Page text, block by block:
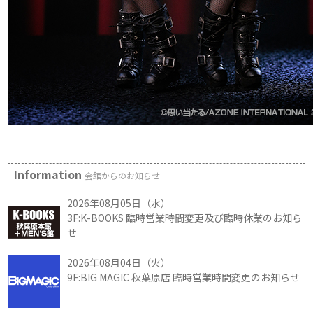
Information会館からのお知らせ
2026年08月05日（水）
3F:K-BOOKS 臨時営業時間変更及び臨時休業のお知ら
せ
2026年08月04日（火）
9F:BIG MAGIC 秋葉原店 臨時営業時間変更のお知らせ